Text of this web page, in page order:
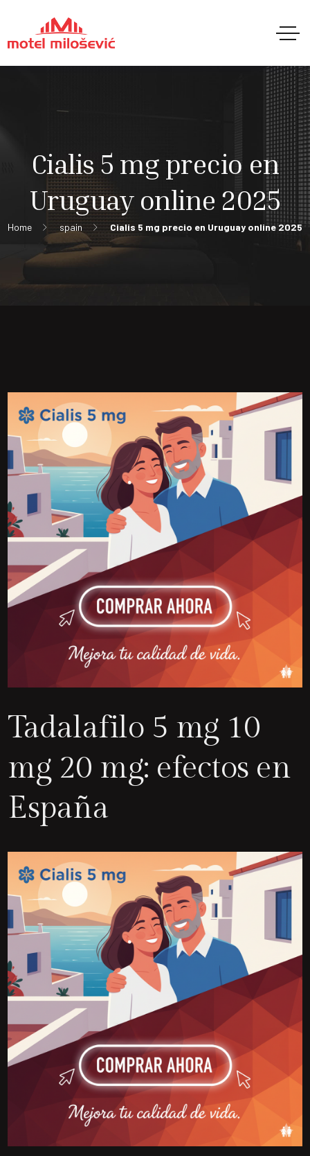
Cialis 5 mg precio en
Uruguay online 2025
Home spain Cialis 5 mg precio en Uruguay online 2025
Tadalafilo 5 mg 10
mg 20 mg: efectos en
España